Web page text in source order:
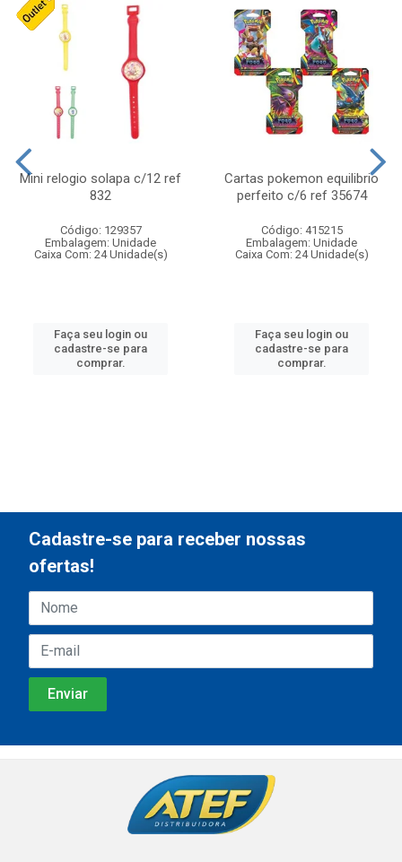
Mini relogio solapa c/12 ref
832
Código: 129357
Embalagem: Unidade
Caixa Com: 24 Unidade(s)
Faça seu login ou
cadastre-se para
comprar.
Cartas pokemon equilibrio
perfeito c/6 ref 35674
Código: 415215
Embalagem: Unidade
Caixa Com: 24 Unidade(s)
Faça seu login ou
cadastre-se para
comprar.
Cadastre-se para receber nossas
ofertas!